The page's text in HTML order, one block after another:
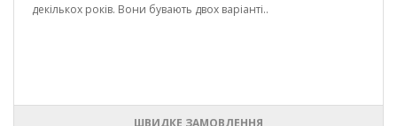
декількох років. Вони бувають двох варіанті..
ШВИДКЕ ЗАМОВЛЕННЯ